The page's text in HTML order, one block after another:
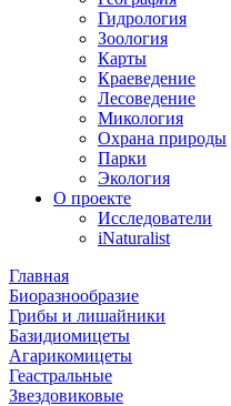
Гидрология
Зоология
Карты
Краеведение
Лесоведение
Микология
Охрана природы
Парки
Экология
О проекте
Исследователи
iNaturalist
Главная
Биоразнообразие
Грибы и лишайники
Базидиомицеты
Агарикомицеты
Геастральные
Звездовиковые